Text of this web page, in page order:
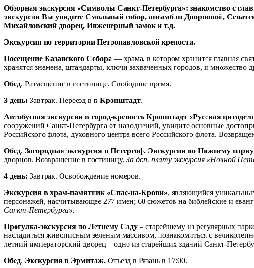
Обзорная экскурсия «Символы Санкт-Петербурга»: знакомство с
экскурсии Вы увидите Смольный собор, ансамбли Дворцовой,
Михайловский дворец, Инженерный замок и т.д.
Экскурсия по территории Петропавловской крепости.
Посещение Казанского Собора — храма, в котором хранится главная
хранятся знамена, штандарты, ключи захваченных городов, и множество
Обед. Размещение в гостинице. Свободное время.
3 день: Завтрак. Переезд в г. Кронштадт.
Автобусная экскурсия в город-крепость Кронштадт «Русская
сооружений Санкт-Петербурга от наводнений, увидите основные
Российского флота, духовного центра всего Российского флота.
Обед. Загородная экскурсия в Петергоф. Экскурсия по Нижнему
дворцов. Возвращение в гостиницу. За доп. плату экскурсия «Ночной
4 день: Завтрак. Освобождение номеров.
Экскурсия в храм-памятник «Спас-на-Крови», являющийся
персонажей, насчитывающее 277 имен; 68 сюжетов на библейские и
Санкт-Петербурга».
Прогулка-экскурсия по Летнему Саду – старейшему из регулярных
насладиться живописным зеленым массивом, познакомиться с
летний императорский дворец – одно из старейших зданий Санкт-
Обед. Экскурсия в Эрмитаж. Отъезд в Рязань в 17:00.